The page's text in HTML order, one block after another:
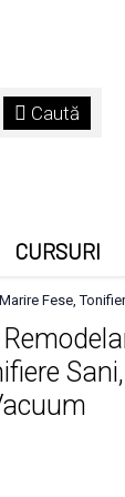
Caută
CURSURI
Fese,
Sani,